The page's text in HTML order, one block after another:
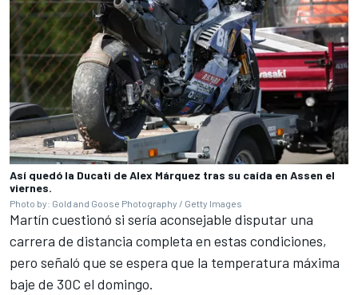
Así quedó la Ducati de Alex Márquez tras su caída en Assen el
viernes.
Photo by: Gold and Goose Photography / Getty Images
Martín cuestionó si sería aconsejable disputar una
carrera de distancia completa en estas condiciones,
pero señaló que se espera que la temperatura máxima
baje de 30C el domingo.